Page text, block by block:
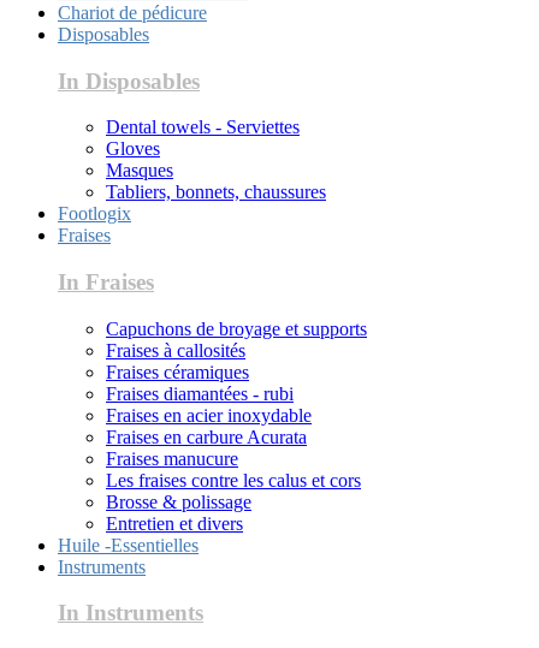
Chariot de pédicure
Disposables
In Disposables
Dental towels - Serviettes
Gloves
Masques
Tabliers, bonnets, chaussures
Footlogix
Fraises
In Fraises
Capuchons de broyage et supports
Fraises à callosités
Fraises céramiques
Fraises diamantées - rubi
Fraises en acier inoxydable
Fraises en carbure Acurata
Fraises manucure
Les fraises contre les calus et cors
Brosse & polissage
Entretien et divers
Huile -Essentielles
Instruments
In Instruments